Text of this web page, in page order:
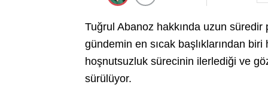
Tuğrul Abanoz hakkında uzun
gündemin en sıcak başlıklarından
hoşnutsuzluk sürecinin ilerlediği ve
sürülüyor.